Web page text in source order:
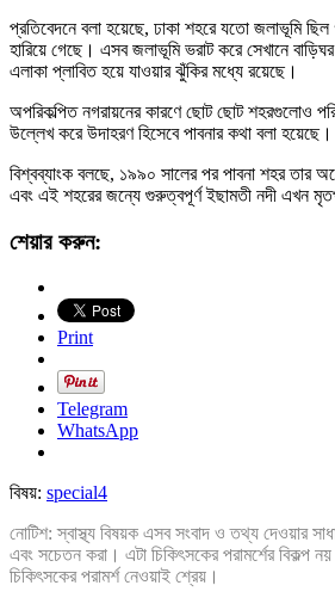
প্রতিবেদনে বলা হয়েছে, ঢাকা শহরে যতো জলাভূমি
হারিয়ে গেছে। এসব জলাভূমি ভরাট করে সেখানে
এলাকা প্লাবিত হয়ে যাওয়ার ঝুঁকির মধ্যে রয়েছে।
অপরিকল্পিত নগরায়নের কারণে ছোট ছোট শহরগুলোও
উল্লেখ করে উদাহরণ হিসেবে পাবনার কথা বলা হয়েছে।
বিশ্বব্যাংক বলছে, ১৯৯০ সালের পর পাবনা শহর তার
এবং এই শহরের জন্যে গুরুত্বপূর্ণ ইছামতী নদী এখন
শেয়ার করুন:
Print
Telegram
WhatsApp
বিষয়: special4
নোটিশ: স্বাস্থ্য বিষয়ক এসব সংবাদ ও তথ্য দেওয়ার
এবং সচেতন করা। এটা চিকিৎসকের পরামর্শের বিকল্প
চিকিৎসকের পরামর্শ নেওয়াই শ্রেয়।